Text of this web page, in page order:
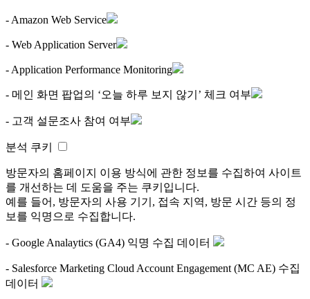
- Amazon Web Service
- Web Application Server
- Application Performance Monitoring
- 메인 화면 팝업의 ‘오늘 하루 보지 않기’ 체크 여부
- 고객 설문조사 참여 여부
분석 쿠키
방문자의 홈페이지 이용 방식에 관한 정보를 수집하여 사이트
를 개선하는 데 도움을 주는 쿠키입니다.
예를 들어, 방문자의 사용 기기, 접속 지역, 방문 시간 등의 정
보를 익명으로 수집합니다.
- Google Analaytics (GA4) 익명 수집 데이터
- Salesforce Marketing Cloud Account Engagement (MC AE) 수집
데이터